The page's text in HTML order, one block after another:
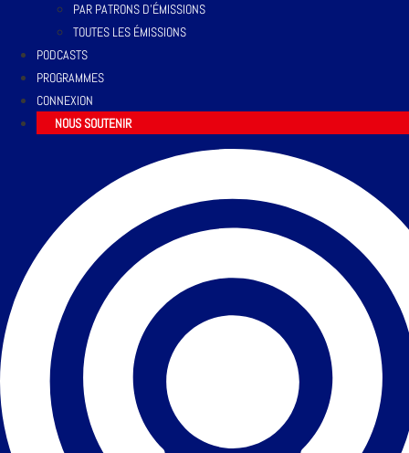
PAR PATRONS D’ÉMISSIONS
TOUTES LES ÉMISSIONS
PODCASTS
PROGRAMMES
CONNEXION
NOUS SOUTENIR